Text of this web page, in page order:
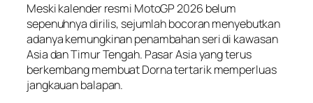
Meski kalender resmi MotoGP 2026 belum
sepenuhnya dirilis, sejumlah bocoran menyebutkan
adanya kemungkinan penambahan seri di kawasan
Asia dan Timur Tengah. Pasar Asia yang terus
berkembang membuat Dorna tertarik memperluas
jangkauan balapan.